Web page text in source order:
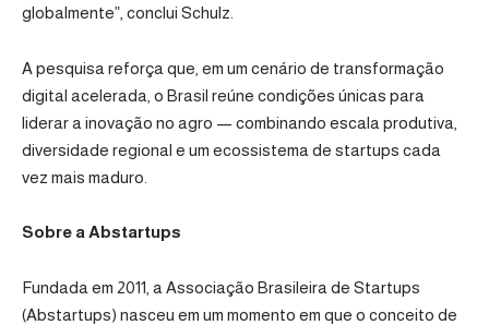
globalmente”, conclui Schulz.
A pesquisa reforça que, em um cenário de transformação
digital acelerada, o Brasil reúne condições únicas para
liderar a inovação no agro — combinando escala produtiva,
diversidade regional e um ecossistema de startups cada
vez mais maduro.
Sobre a Abstartups
Fundada em 2011, a Associação Brasileira de Startups
(Abstartups) nasceu em um momento em que o conceito de